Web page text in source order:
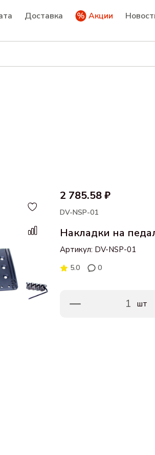
Доставка Акции
2 785.58 ₽
DV-NSP-01
Накладки на
Артикул: DV-NSP-01
5.0 0
1 шт